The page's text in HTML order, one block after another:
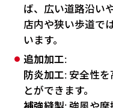
ば、広い道路沿い
店内や狭い歩道で
います。
追加加工:
防炎加工: 安全性
とができます。